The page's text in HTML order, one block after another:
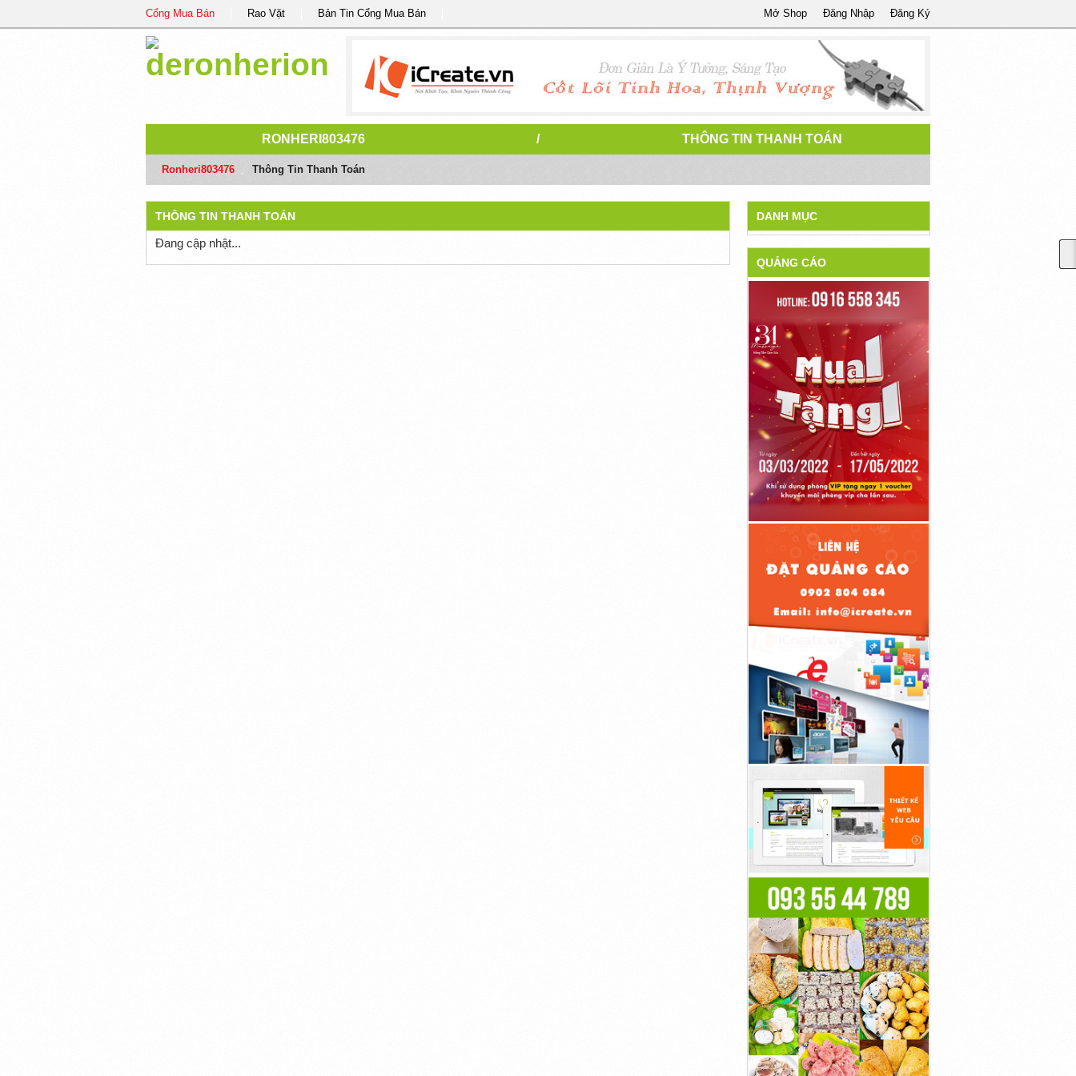
Cổng Mua Bán Rao Vặt Bản Tin Cổng Mua Bán Đăng Ký
Đăng Nhập
Mở Shop
RONHERI803476 / THÔNG TIN THANH TOÁN
Ronheri803476 Thông Tin Thanh Toán
THÔNG TIN THANH TOÁN
Đang cập nhật...
DANH MỤC
QUẢNG CÁO